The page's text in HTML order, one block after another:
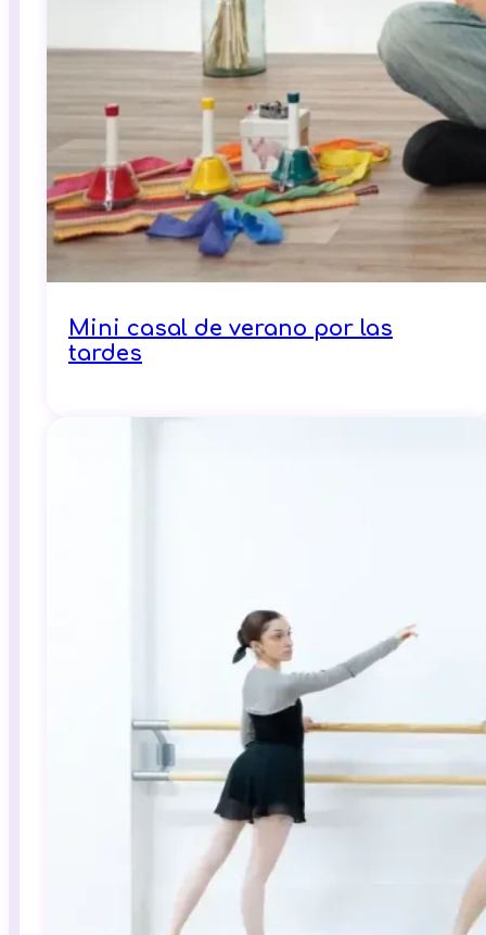
Mini casal de verano por las
tardes